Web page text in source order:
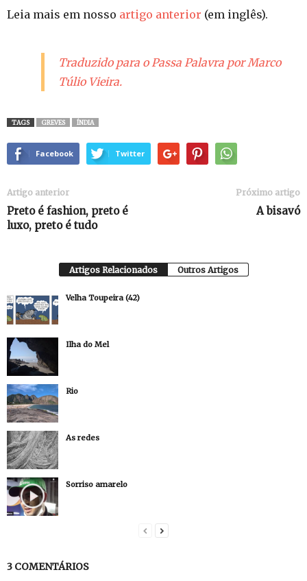
Leia mais em nosso artigo anterior (em inglês).
Traduzido para o Passa Palavra por Marco
Túlio Vieira.
TAGS GREVES ÍNDIA
Facebook Twitter
Artigo anterior
Preto é fashion, preto é
luxo, preto é tudo
Próximo artigo
A bisavó
Artigos Relacionados Outros Artigos
Velha Toupeira (42)
Ilha do Mel
Rio
As redes
Sorriso amarelo
3 COMENTÁRIOS